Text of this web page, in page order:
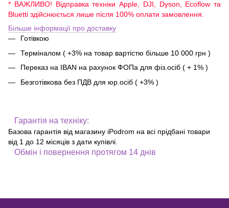
* ВАЖЛИВО! Відправка техніки Apple, DJI, Dyson, Ecoflow та
Bluetti здійснюється лише після 100% оплати замовлення.
Більше інформації про доставку
Готівкою
Терміналом ( +3% на товар вартістю більше 10 000 грн )
Переказ на IBAN на рахунок ФОПа для фіз.осіб ( + 1% )
Безготівкова без ПДВ для юр.осіб ( +3% )
Гарантія на техніку:
Базова гарантія від магазину iPodrom на всі прідбані товари
від 1 до 12 місяців з дати купівлі.
Обмін і повернення протягом 14 днів